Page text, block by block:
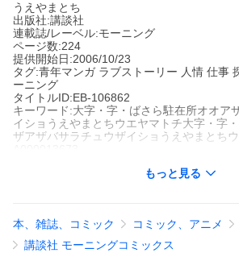
うえやまとち
出版社:講談社
連載誌/レーベル:モーニング
ページ数:224
提供開始日:2006/10/23
タグ:青年マンガ ラブストーリー 人情 仕事
ーニング
タイトルID:EB-106862
キーワード:大字・字・ばさら駐在所オオア
イショうえやまとちウエヤマトチ大字・字
ザアザバサラチュウザイショうえやまとち
グ
博多警察で巡査をしていた青年・岩本に『ば
じられた。恋人とも別れ、一人新天地へ赴く
もっと見る
本、雑誌、コミック コミック、アニメ
講談社 モーニングコミックス